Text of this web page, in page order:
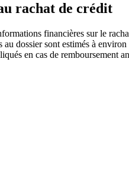
rachat de crédit
financières sur le
au dossier sont estimés à
en cas de remboursement